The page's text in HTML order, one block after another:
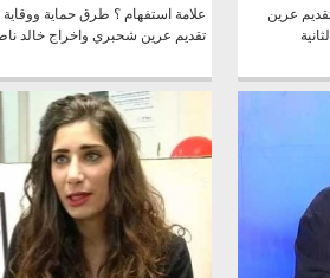
عرين
علامة استفهام ؟ طرق حماية ووقاية
تقديم عرين شحبري واخراج خالد